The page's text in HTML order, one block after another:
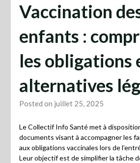
Vaccination
enfants :
les obligations
alternatives
Posted on juillet 25, 2025
Le Collectif Info Santé met à
documents visant à accompagner les
aux obligations vaccinales lors de
Leur objectif est de simplifier la tâche